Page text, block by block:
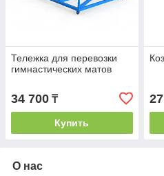
Тележка для перевозки
гимнастических матов
34 700 ₸
Купить
О нас